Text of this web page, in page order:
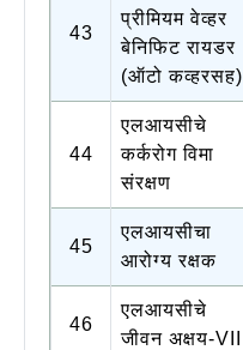
43
प्रीमियम वेव्हर
बेनिफिट रायडर
(ऑटो कव्हरसह)
44
एलआयसीचे
कर्करोग विमा
संरक्षण
45
एलआयसीचा
आरोग्य रक्षक
46
एलआयसीचे
जीवन अक्षय-VII